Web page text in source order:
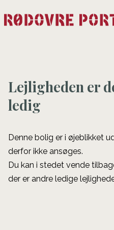
Lejligheden er
ledig
Denne bolig er i øjeblikket
derfor ikke ansøges.
Du kan i stedet vende
der er andre ledige